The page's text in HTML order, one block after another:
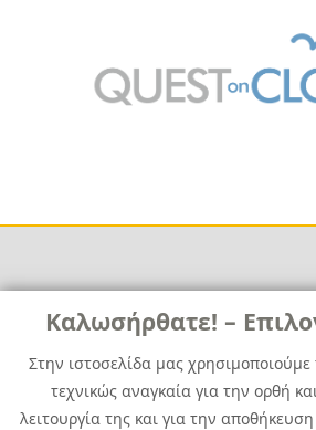
Καλωσήρθατε! –
Στην ιστοσελίδα μας
τεχνικώς αναγκαία για την ορθή
λειτουργία της και για την
Χρήσιμα
News
Media Kit
Career
Quest Group